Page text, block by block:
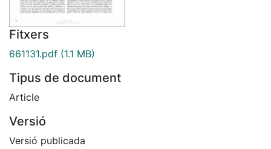
Fitxers
661131.pdf (1.1 MB)
Tipus de document
Article
Versió
Versió publicada